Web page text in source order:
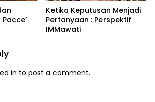
Ketika Keputusan Menjadi
Pertanyaan : Perspektif
IMMawati
in to post a comment.